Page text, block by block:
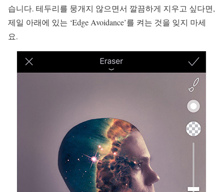
습니다. 테두리를 뭉개지 않으면서 깔끔하게 지우고 싶다면,
제일 아래에 있는 ‘Edge Avoidance’를 켜는 것을 잊지 마세
요.